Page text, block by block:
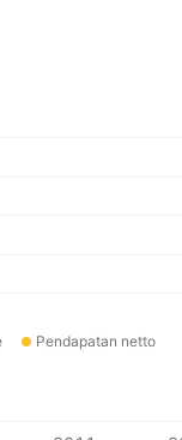
Pendapatan netto